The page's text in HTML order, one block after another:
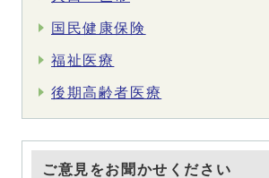
国民健康保険
福祉医療
後期高齢者医療
ご意見をお聞かせください